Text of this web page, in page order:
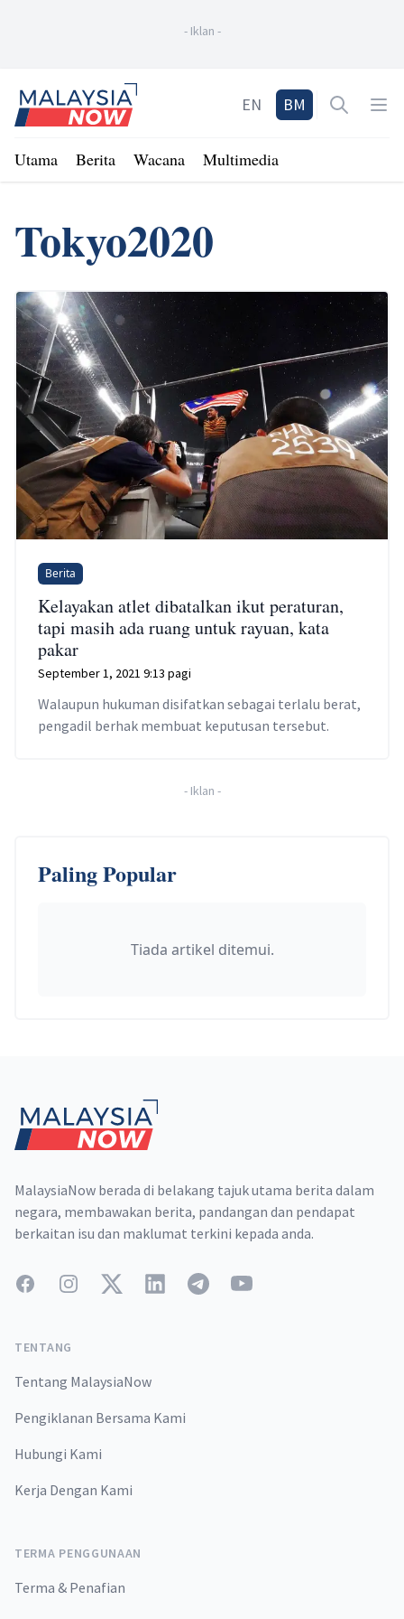
- Iklan -
Home
EN BM Open
Utama Berita Wacana Multimedia
Tokyo2020
Berita
Kelayakan atlet dibatalkan ikut peraturan,
tapi masih ada ruang untuk rayuan, kata
pakar
September 1, 2021 9:13 pagi
Walaupun hukuman disifatkan sebagai terlalu berat,
pengadil berhak membuat keputusan tersebut.
- Iklan -
Paling Popular
Tiada artikel ditemui.
MalaysiaNow berada di belakang tajuk utama berita dalam
negara, membawakan berita, pandangan dan pendapat
berkaitan isu dan maklumat terkini kepada anda.
FacebookInstagramTwitterLinkedInTelegramYouTube
TENTANG
Tentang MalaysiaNow
Pengiklanan Bersama Kami
Hubungi Kami
Kerja Dengan Kami
TERMA PENGGUNAAN
Terma & Penafian